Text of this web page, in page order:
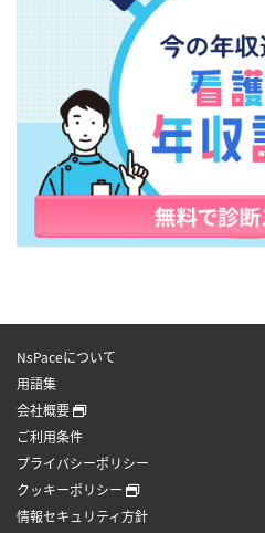
NsPaceについて
用語集
会社概要
ご利用条件
プライバシーポリシー
クッキーポリシー
情報セキュリティ方針